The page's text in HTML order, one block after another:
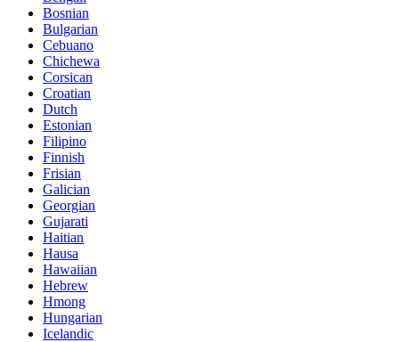
Bosnian
Bulgarian
Cebuano
Chichewa
Corsican
Croatian
Dutch
Estonian
Filipino
Finnish
Frisian
Galician
Georgian
Gujarati
Haitian
Hausa
Hawaiian
Hebrew
Hmong
Hungarian
Icelandic